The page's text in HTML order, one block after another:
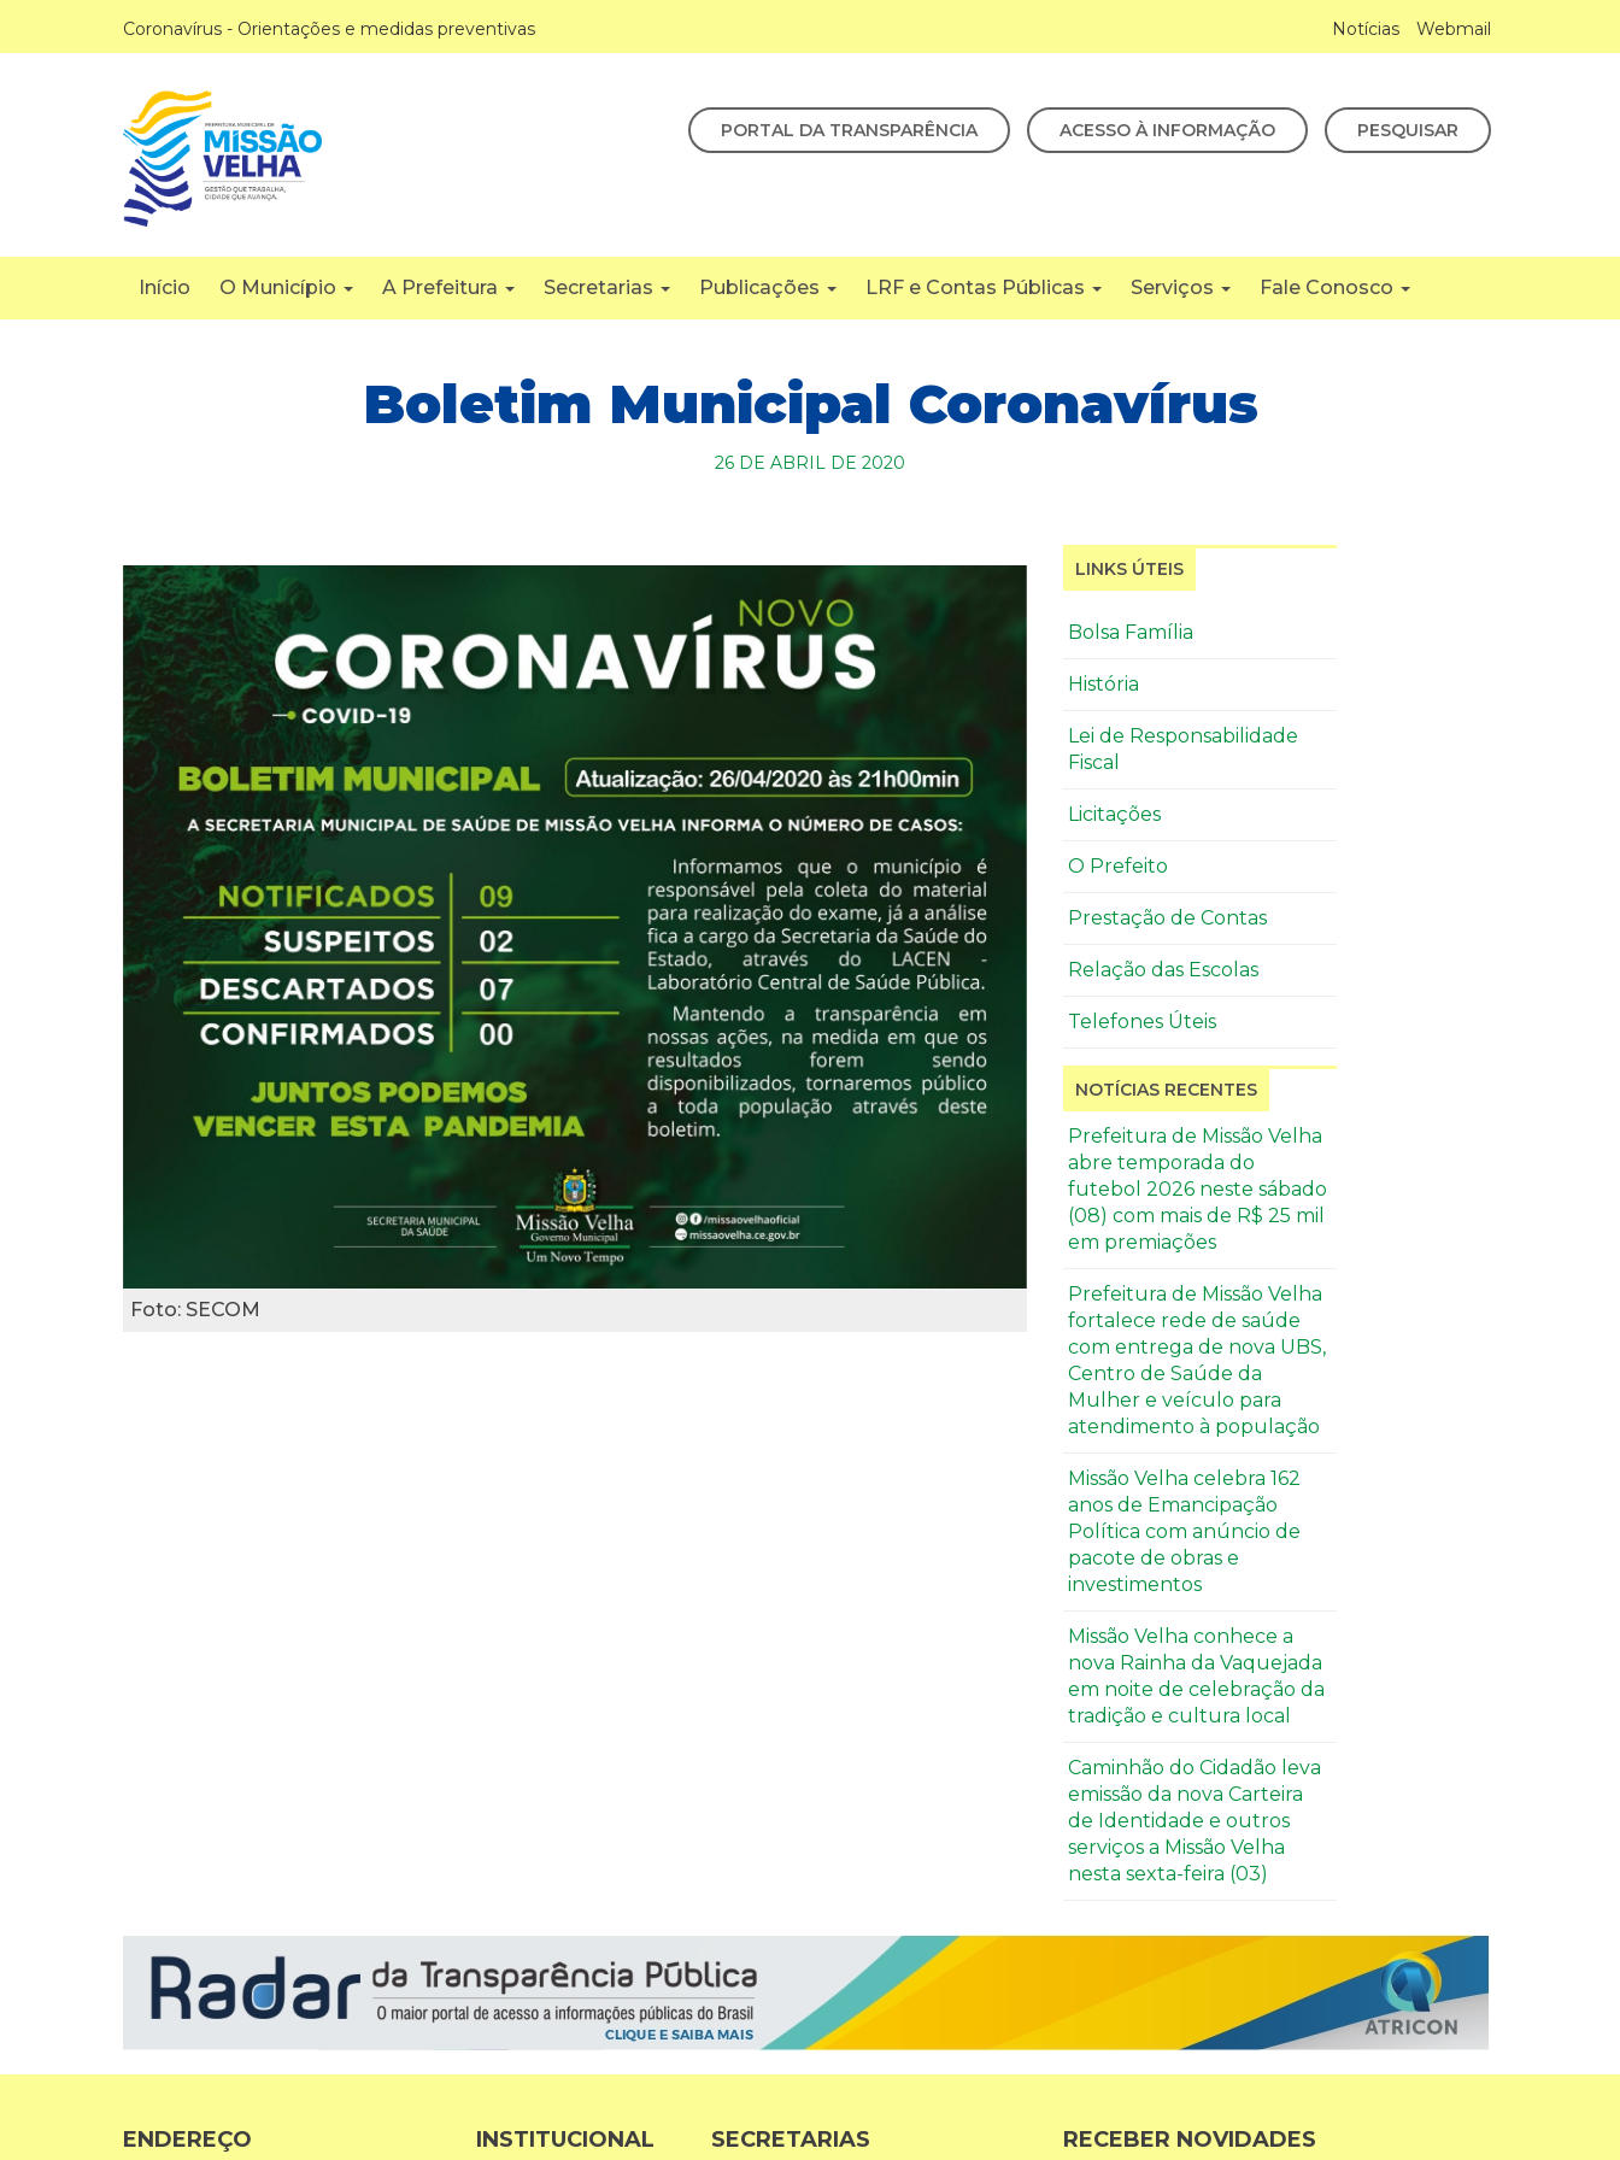
Coronavírus - Orientações e medidas preventivas Notícias Webmail
PORTAL DA TRANSPARÊNCIA ACESSO À INFORMAÇÃO PESQUISAR
Início O Município A Prefeitura Secretarias Publicações LRF e Contas Públicas Serviços Fale Conosco
Boletim Municipal Coronavírus
26 DE ABRIL DE 2020
Foto: SECOM
LINKS ÚTEIS
Bolsa Família
História
Lei de Responsabilidade
Fiscal
Licitações
O Prefeito
Prestação de Contas
Relação das Escolas
Telefones Úteis
NOTÍCIAS RECENTES
Prefeitura de Missão Velha
abre temporada do
futebol 2026 neste sábado
(08) com mais de R$ 25 mil
em premiações
Prefeitura de Missão Velha
fortalece rede de saúde
com entrega de nova UBS,
Centro de Saúde da
Mulher e veículo para
atendimento à população
Missão Velha celebra 162
anos de Emancipação
Política com anúncio de
pacote de obras e
investimentos
Missão Velha conhece a
nova Rainha da Vaquejada
em noite de celebração da
tradição e cultura local
Caminhão do Cidadão leva
emissão da nova Carteira
de Identidade e outros
serviços a Missão Velha
nesta sexta-feira (03)
ENDEREÇO INSTITUCIONAL SECRETARIAS RECEBER NOVIDADES